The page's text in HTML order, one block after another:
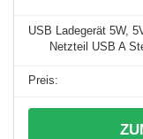
USB Ladegerät 5W,
Netzteil USB A